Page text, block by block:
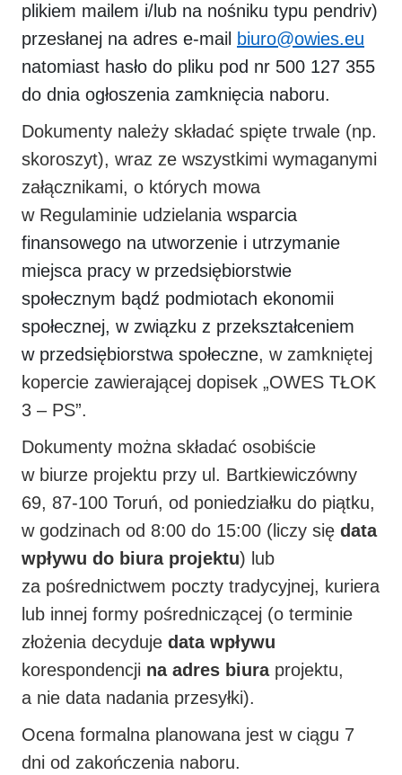
plikiem mailem i/lub na nośniku typu pendriv)
przesłanej na adres e-mail
biuro@owies.eu
natomiast hasło do pliku pod nr 500 127 355
do dnia ogłoszenia zamknięcia naboru.
Dokumenty należy składać spięte trwale (np.
skoroszyt), wraz ze wszystkimi wymaganymi
załącznikami, o których mowa
w Regulaminie udzielania wsparcia
finansowego na utworzenie i utrzymanie
miejsca pracy w przedsiębiorstwie
społecznym bądź podmiotach ekonomii
społecznej, w związku z przekształceniem
w przedsiębiorstwa społeczne, w zamkniętej
kopercie zawierającej dopisek „OWES TŁOK
3 – PS”.
Dokumenty można składać osobiście
w biurze projektu przy ul. Bartkiewiczówny
69, 87-100 Toruń, od poniedziałku do piątku,
w godzinach od 8:00 do 15:00 (liczy się data
wpływu do biura projektu) lub
za pośrednictwem poczty tradycyjnej, kuriera
lub innej formy pośredniczącej (o terminie
złożenia decyduje data wpływu
korespondencji na adres biuraprojektu,
a nie data nadania przesyłki).
Ocena formalna planowana jest w ciągu 7
dni od zakończenia naboru.